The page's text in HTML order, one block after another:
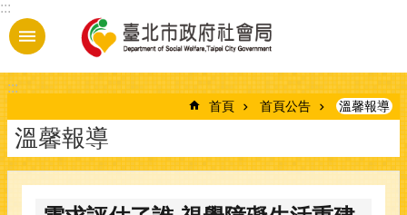
跳到主要內容區塊
:::
:::
首頁 首頁公告 溫馨報導
溫馨報導